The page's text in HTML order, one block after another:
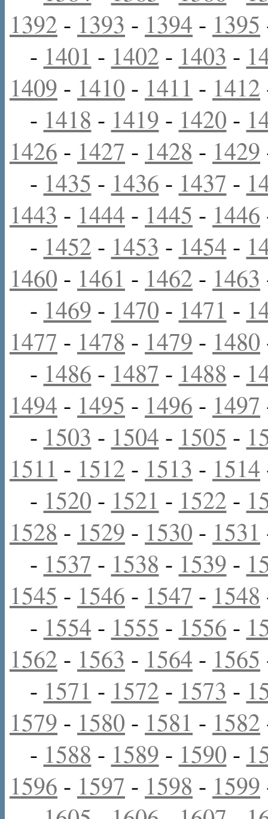
1392 - 1393 - 1394 - 1395
- 1401 - 1402 - 1403 -
1409 - 1410 - 1411 - 1412
- 1418 - 1419 - 1420 -
1426 - 1427 - 1428 - 1429
- 1435 - 1436 - 1437 -
1443 - 1444 - 1445 - 1446
- 1452 - 1453 - 1454 -
1460 - 1461 - 1462 - 1463
- 1469 - 1470 - 1471 -
1477 - 1478 - 1479 - 1480
- 1486 - 1487 - 1488 -
1494 - 1495 - 1496 - 1497
- 1503 - 1504 - 1505 -
1511 - 1512 - 1513 - 1514
- 1520 - 1521 - 1522 -
1528 - 1529 - 1530 - 1531
- 1537 - 1538 - 1539 -
1545 - 1546 - 1547 - 1548
- 1554 - 1555 - 1556 -
1562 - 1563 - 1564 - 1565
- 1571 - 1572 - 1573 -
1579 - 1580 - 1581 - 1582
- 1588 - 1589 - 1590 -
1596 - 1597 - 1598 - 1599